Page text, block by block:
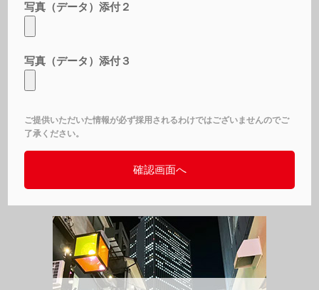
写真（データ）添付２
写真（データ）添付３
ご提供いただいた情報が必ず採用されるわけではございませんのでご
了承ください。